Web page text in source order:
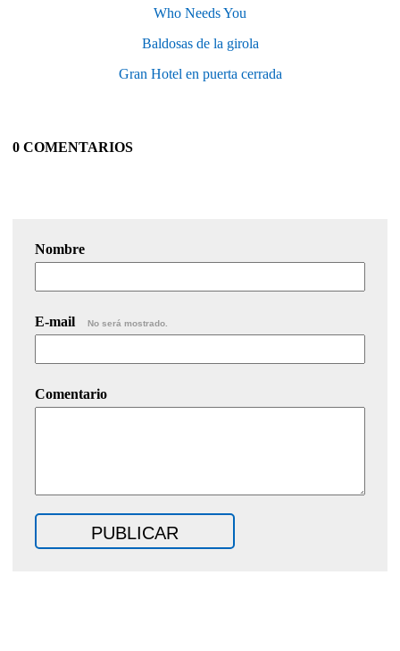
Who Needs You
Baldosas de la girola
Gran Hotel en puerta cerrada
0 COMENTARIOS
Nombre
E-mail No será mostrado.
Comentario